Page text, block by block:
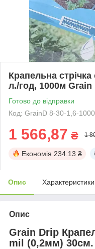
Крапельна
л./год, 1000м
Готово до відправки
Код: GrainD 8-30-1,6-
1 566,87 ₴ 1
Економія 234.13 ₴
Опис Характеристики
Опис
Grain Drip
mil (0,2мм) 30см.